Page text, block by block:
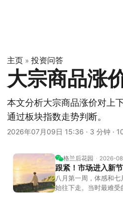
主页 » 投资问答
大宗商品涨
本文分析大宗商品涨价对上
通过板块指数走势判断。
2026年07月09日 15:36 · 3 分钟 ·
格兰后花园 2026-
跟紧！市场进入新节
八月第一周，体感和
始往下走。当时最难受